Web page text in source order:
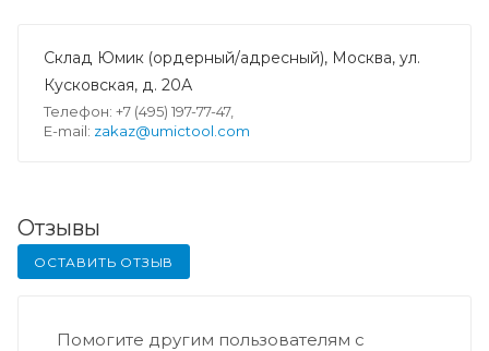
Склад Юмик (ордерный/адресный), Москва, ул.
Кусковская, д. 20А
Телефон: +7 (495) 197-77-47,
E-mail: zakaz@umictool.com
Отзывы
ОСТАВИТЬ ОТЗЫВ
Помогите другим пользователям с